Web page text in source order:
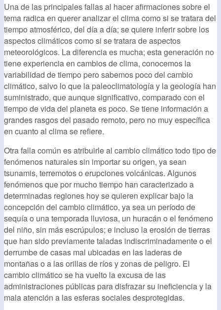
Una de las principales fallas al hacer afirmaciones sobre el
tema radica en querer analizar el clima como si se tratara del
tiempo atmosférico, del día a día; se quiere inferir sobre los
aspectos climáticos como si se tratara de aspectos
meteorológicos. La diferencia es mucha; esta generación no
tiene experiencia en cambios de clima, conocemos la
variabilidad de tiempo pero sabemos poco del cambio
climático, salvo lo que la paleoclimatología y la geología han
suministrado, que aunque significativo, comparado con el
tiempo de vida del planeta es poco. Se tiene información a
grandes rasgos del pasado remoto, pero no muy específica
en cuanto al clima se refiere.
Otra falla común es atribuirle al cambio climático todo tipo de
fenómenos naturales sin importar su origen, ya sean
tsunamis, terremotos o erupciones volcánicas. Algunos
fenómenos que por mucho tiempo han caracterizado a
determinadas regiones hoy se quieren explicar bajo la
concepción del cambio climático, ya sea un período de
sequía o una temporada lluviosa, un huracán o el fenómeno
del niño, sin más escrúpulos; e incluso la erosión de tierras
que han sido previamente taladas indiscriminadamente o el
derrumbe de casas mal ubicadas en las laderas de
montañas o a las orillas de ríos y zonas de peligro. El
cambio climático se ha vuelto la excusa de las
administraciones públicas para disfrazar su ineficiencia y la
mala atención a las esferas sociales desprotegidas.